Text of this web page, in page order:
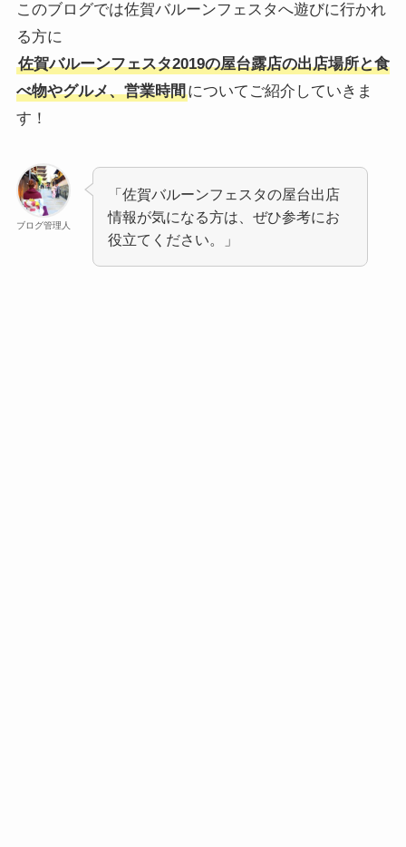
このブログでは佐賀バルーンフェスタへ遊びに行かれ
る方に
佐賀バルーンフェスタ2019の屋台露店の出店場所と食
べ物やグルメ、営業時間についてご紹介していきま
す！
ブログ管理人
「佐賀バルーンフェスタの屋台出店
情報が気になる方は、ぜひ参考にお
役立てください。」